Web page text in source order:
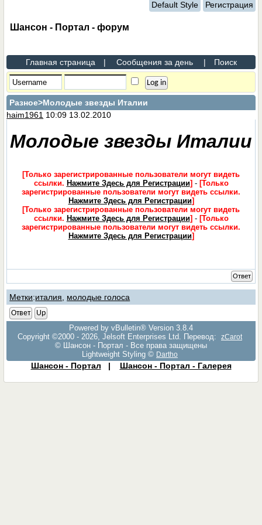
Default Style Регистрация
Шансон - Портал - форум
Главная страница | Сообщения за день | Поиск
Разное>Молодые звезды Италии
haim1961 10:09 13.02.2010
Молодые звезды Италии
[Только зарегистрированные пользователи могут видеть
ссылки. Нажмите Здесь для Регистрации] - [Только
зарегистрированные пользователи могут видеть ссылки.
Нажмите Здесь для Регистрации]
[Только зарегистрированные пользователи могут видеть
ссылки. Нажмите Здесь для Регистрации] - [Только
зарегистрированные пользователи могут видеть ссылки.
Нажмите Здесь для Регистрации]
Ответ
Метки:италия молодые голоса
Ответ
Up
Powered by vBulletin® Version 3.8.4
Copyright ©2000 - 2026, Jelsoft Enterprises Ltd. Перевод:
zCarot
© Шансон - Портал - Все права защищены
Lightweight Styling © Dartho
Шансон - Портал | Шансон - Портал - Галерея